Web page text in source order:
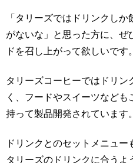
「タリーズではドリンクしか
がないな」と思った方に、ぜ
ドを召し上がって欲しいです。
タリーズコーヒーではドリン
く、フードやスイーツなども
持って製品開発されています。
ドリンクとのセットメニュー
タリーズのドリンクに合うよ